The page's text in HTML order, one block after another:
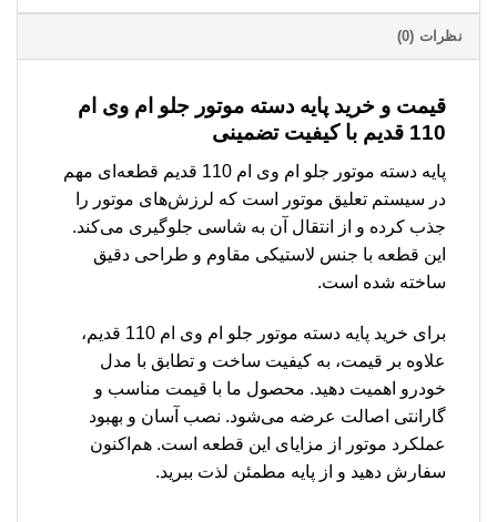
نظرات (0)
قیمت و خرید پایه دسته موتور جلو ام وی ام
110 قدیم با کیفیت تضمینی
پایه دسته موتور جلو ام وی ام 110 قدیم قطعه‌ای مهم
در سیستم تعلیق موتور است که لرزش‌های موتور را
جذب کرده و از انتقال آن به شاسی جلوگیری می‌کند.
این قطعه با جنس لاستیکی مقاوم و طراحی دقیق
ساخته شده است.
برای خرید پایه دسته موتور جلو ام وی ام 110 قدیم،
علاوه بر قیمت، به کیفیت ساخت و تطابق با مدل
خودرو اهمیت دهید. محصول ما با قیمت مناسب و
گارانتی اصالت عرضه می‌شود. نصب آسان و بهبود
عملکرد موتور از مزایای این قطعه است. هم‌اکنون
سفارش دهید و از پایه مطمئن لذت ببرید.